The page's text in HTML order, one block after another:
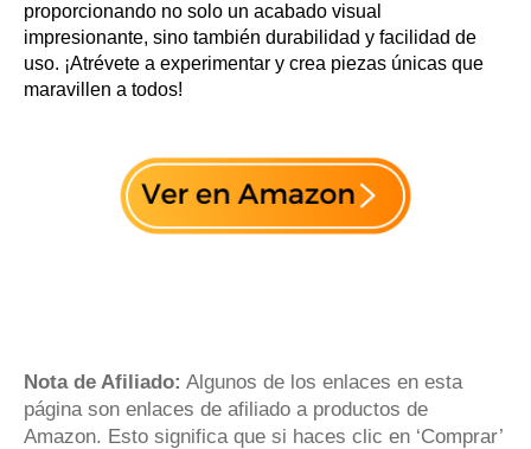
proporcionando no solo un acabado visual
impresionante, sino también durabilidad y facilidad de
uso. ¡Atrévete a experimentar y crea piezas únicas que
maravillen a todos!
Nota de Afiliado: Algunos de los enlaces en esta
página son enlaces de afiliado a productos de
Amazon. Esto significa que si haces clic en ‘Comprar’